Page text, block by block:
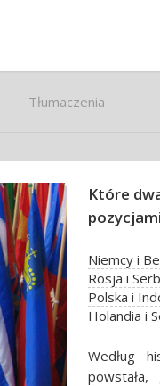
Tłumaczenia
Które
Niemcy i
Rosja i
Polska i
Holandia i
Według